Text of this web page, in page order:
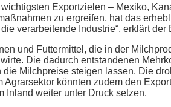
Exportzielen – Mexiko,
zu ergreifen, hat das
verarbeitende Industrie“, erklärt der
und Futtermittel, die in der
Die dadurch entstandenen
Milchpreise steigen lassen. Die
könnten zudem den
Inland weiter unter Druck setzen.